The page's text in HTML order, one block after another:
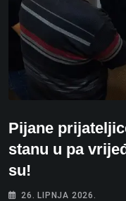
Pijane
stanu u pa
su!
26. LIPNJA 2026.